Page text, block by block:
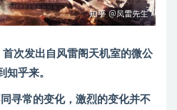
次发出自风雷阁天机室的微公
知乎来。
寻常的变化，激烈的变化并不